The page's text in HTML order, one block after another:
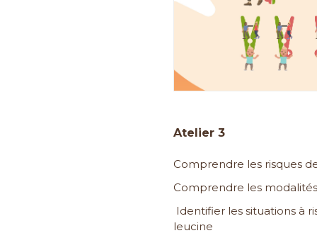
Atelier 3
Comprendre les risques
Comprendre les
Identifier les situations à
leucine